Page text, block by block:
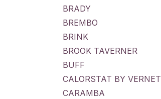
BRADY
BREMBO
BRINK
BROOK TAVERNER
BUFF
CALORSTAT BY VERNET
CARAMBA